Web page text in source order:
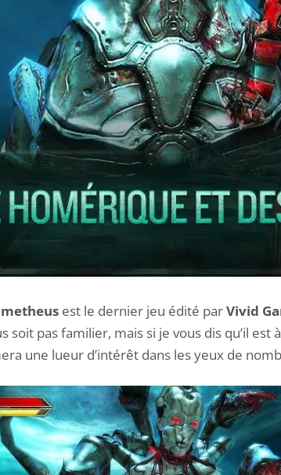
est le dernier jeu édité parVivid
soit pas familier, mais si je vous dis qu’il est
une lueur d’intérêt dans les yeux de